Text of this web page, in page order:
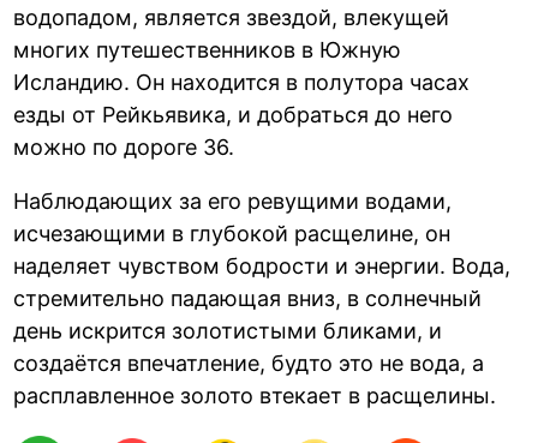
водопадом, является звездой, влекущей
многих путешественников в Южную
Исландию. Он находится в полутора часах
езды от Рейкьявика, и добраться до него
можно по дороге 36.
Наблюдающих за его ревущими водами,
исчезающими в глубокой расщелине, он
наделяет чувством бодрости и энергии. Вода,
стремительно падающая вниз, в солнечный
день искрится золотистыми бликами, и
создаётся впечатление, будто это не вода, а
расплавленное золото втекает в расщелины.